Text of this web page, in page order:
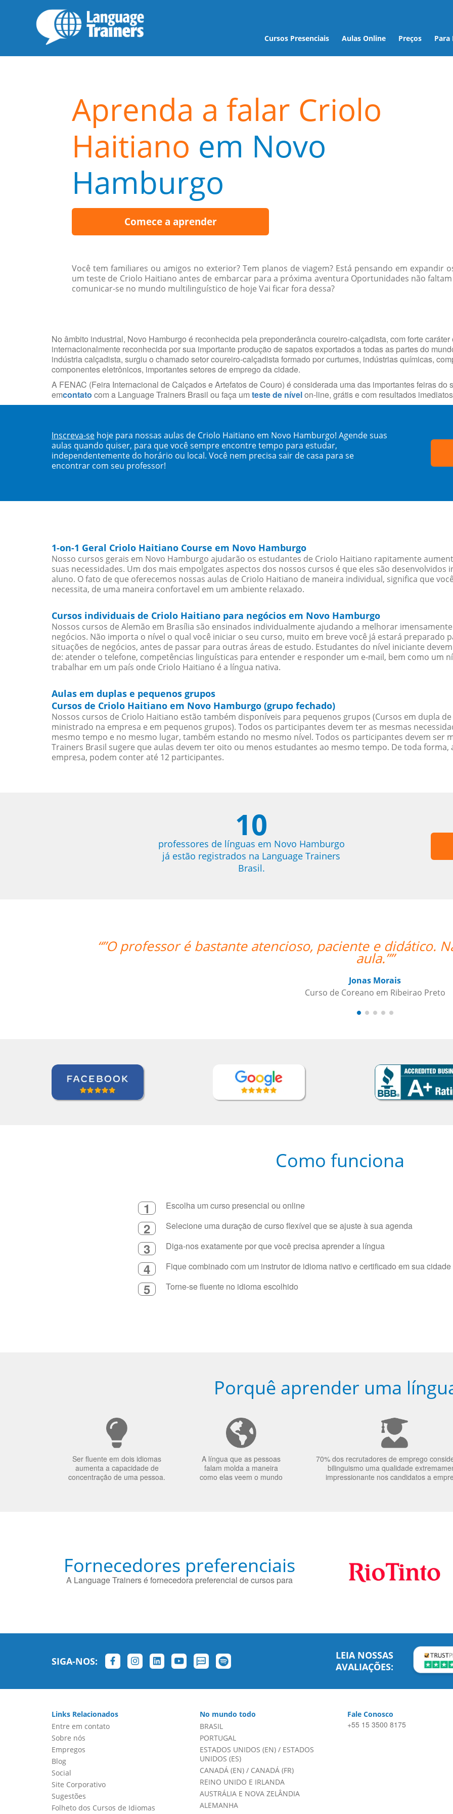
Cursos Presenciais Aulas Online Preços Para
Aprenda a falar Criolo
Haitiano em Novo
Hamburgo
Comece a aprender
Você tem familiares ou amigos no exterior? Tem planos de viagem? Está pensando em expandir
um teste de Criolo Haitiano antes de embarcar para a próxima aventura Oportunidades não
comunicar-se no mundo multilinguístico de hoje Vai ficar fora dessa?
No âmbito industrial, Novo Hamburgo é reconhecida pela preponderância coureiro-calçadista, com forte
internacionalmente reconhecida por sua importante produção de sapatos exportados a todas as partes do
indústria calçadista, surgiu o chamado setor coureiro-calçadista formado por curtumes, indústrias químicas,
componentes eletrônicos, importantes setores de emprego da cidade.
A FENAC (Feira Internacional de Calçados e Artefatos de Couro) é considerada uma das importantes feiras do
emcontato com a Language Trainers Brasil ou faça um teste de nívelon-line, grátis e com resultados imediatos
Inscreva-se hoje para nossas aulas de Criolo Haitiano em Novo Hamburgo! Agende suas
aulas quando quiser, para que você sempre encontre tempo para estudar,
independentemente do horário ou local. Você nem precisa sair de casa para se
encontrar com seu professor!
1-on-1 Geral Criolo Haitiano Course em Novo Hamburgo
Nosso cursos gerais em Novo Hamburgo ajudarão os estudantes de Criolo Haitiano rapitamente
suas necessidades. Um dos mais empolgates aspectos dos nossos cursos é que eles são
aluno. O fato de que oferecemos nossas aulas de Criolo Haitiano de maneira individual, significa que
necessita, de uma maneira confortavel em um ambiente relaxado.
Cursos individuais de Criolo Haitiano para negócios em Novo Hamburgo
Nossos cursos de Alemão em Brasília são ensinados individualmente ajudando a melhorar
negócios. Não importa o nível o qual você iniciar o seu curso, muito em breve você já estará preparado
situações de negócios, antes de passar para outras áreas de estudo. Estudantes do nível iniciante
de: atender o telefone, competências linguísticas para entender e responder um e-mail, bem como um
trabalhar em um país onde Criolo Haitiano é a língua nativa.
Aulas em duplas e pequenos grupos
Cursos de Criolo Haitiano em Novo Hamburgo (grupo fechado)
Nossos cursos de Criolo Haitiano estão também disponíveis para pequenos grupos (Cursos em dupla
ministrado na empresa e em pequenos grupos). Todos os participantes devem ter as mesmas
mesmo tempo e no mesmo lugar, também estando no mesmo nível. Todos os participantes devem ser
Trainers Brasil sugere que aulas devem ter oito ou menos estudantes ao mesmo tempo. De toda
empresa, podem conter até 12 participantes.
10
professores de línguas em Novo Hamburgo
já estão registrados na Language Trainers
Brasil.
paciente e didático. Não poderia estar mais feliz com a
aula.””
Como funciona
1 Escolha um curso presencial ou online
2 Selecione uma duração de curso flexível que se ajuste à sua agenda
3 Diga-nos exatamente por que você precisa aprender a língua
4 Fique combinado com um instrutor de idioma nativo e certificado em sua
5 Torne-se fluente no idioma escolhido
Porquê aprender uma
Ser fluente em dois idiomas
aumenta a capacidade de
concentração de uma pessoa.
A língua que as pessoas
falam molda a maneira
como elas veem o mundo
70% dos recrutadores de emprego
bilinguismo uma qualidade
impressionante nos candidatos a
Fornecedores preferenciais
A Language Trainers é fornecedora preferencial de cursos para
SIGA-NOS:
LEIA NOSSAS
AVALIAÇÕES:
Links Relacionados
Entre em contato
Sobre nós
Empregos
Blog
Social
Site Corporativo
Sugestões
Folheto dos Cursos de Idiomas
No mundo todo
BRASIL
PORTUGAL
ESTADOS UNIDOS (EN)/ ESTADOS
UNIDOS (ES)
CANADÁ (EN)/ CANADÁ (FR)
REINO UNIDO E IRLANDA
AUSTRÁLIA E NOVA ZELÂNDIA
ALEMANHA
Fale Conosco
+55 15 3500 8175